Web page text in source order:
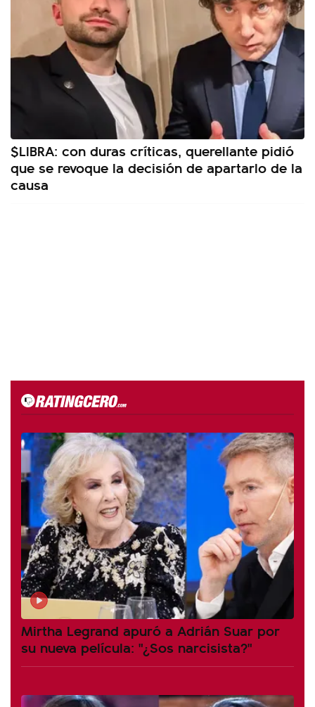
$LIBRA: con duras críticas, querellante pidió
que se revoque la decisión de apartarlo de la
causa
Mirtha Legrand apuró a Adrián Suar por
su nueva película: "¿Sos narcisista?"